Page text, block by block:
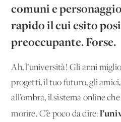
comuni e
rapido il cui esito
preoccupante. Forse.
Ah, l’università! Gli anni
progetti, il tuo futuro, gli amici,
all’ombra, il sistema online
morire. C’è poco da dire: